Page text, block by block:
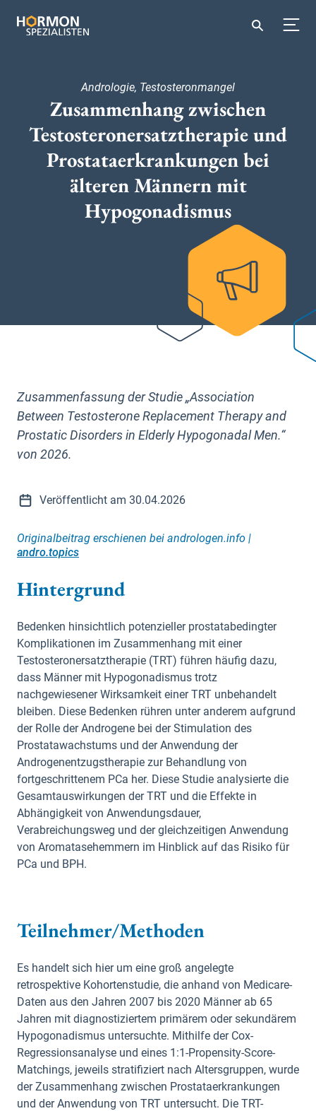
Andrologie, Testosteronmangel
Zusammenhang zwischen
Testosteronersatztherapie und
Prostataerkrankungen bei
älteren Männern mit
Hypogonadismus
Zusammenfassung der Studie „Association
Between Testosterone Replacement Therapy and
Prostatic Disorders in Elderly Hypogonadal Men.“
von 2026.
Veröffentlicht am 30.04.2026
Originalbeitrag erschienen bei andrologen.info |
andro.topics
Hintergrund
Bedenken hinsichtlich potenzieller prostatabedingter
Komplikationen im Zusammenhang mit einer
Testosteronersatztherapie (TRT) führen häufig dazu,
dass Männer mit Hypogonadismus trotz
nachgewiesener Wirksamkeit einer TRT unbehandelt
bleiben. Diese Bedenken rühren unter anderem aufgrund
der Rolle der Androgene bei der Stimulation des
Prostatawachstums und der Anwendung der
Androgenentzugstherapie zur Behandlung von
fortgeschrittenem PCa her. Diese Studie analysierte die
Gesamtauswirkungen der TRT und die Effekte in
Abhängigkeit von Anwendungsdauer,
Verabreichungsweg und der gleichzeitigen Anwendung
von Aromatasehemmern im Hinblick auf das Risiko für
PCa und BPH.
Teilnehmer/Methoden
Es handelt sich hier um eine groß angelegte
retrospektive Kohortenstudie, die anhand von Medicare-
Daten aus den Jahren 2007 bis 2020 Männer ab 65
Jahren mit diagnostiziertem primärem oder sekundärem
Hypogonadismus untersuchte. Mithilfe der Cox-
Regressionsanalyse und eines 1:1-Propensity-Score-
Matchings, jeweils stratifiziert nach Altersgruppen, wurde
der Zusammenhang zwischen Prostataerkrankungen
und der Anwendung von TRT untersucht. Die TRT-